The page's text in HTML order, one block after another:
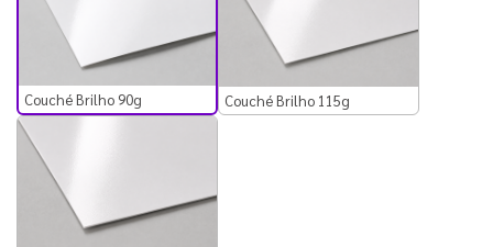
Couché Brilho 90g Couché Brilho 115g